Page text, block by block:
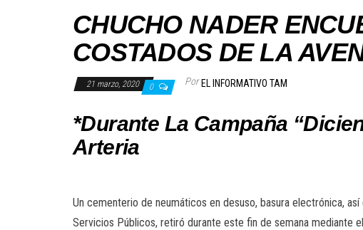
CHUCHO NADER
COSTADOS DE LA
21 marzo, 2020 0 Por EL INFORMATIVO TAM
*Durante La Campaña
Arteria
Un cementerio de neumáticos en desuso, basura electrónica,
Servicios Públicos, retiró durante este fin de semana mediante